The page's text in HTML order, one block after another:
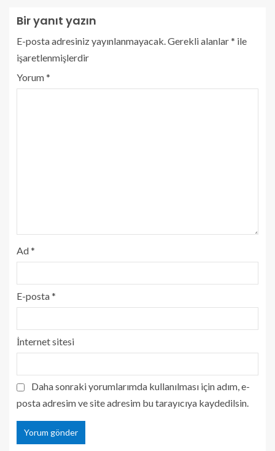
Bir yanıt yazın
E-posta adresiniz yayınlanmayacak.Gerekli alanlar* ile
işaretlenmişlerdir
Yorum*
Ad*
E-posta*
İnternet sitesi
Daha sonraki yorumlarımda kullanılması için adım, e-
posta adresim ve site adresim bu tarayıcıya kaydedilsin.